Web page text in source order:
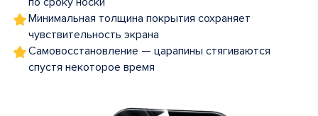
Минимальная толщина покрытия сохраняет
чувствительность экрана
Самовосстановление — царапины стягиваются
спустя некоторое время